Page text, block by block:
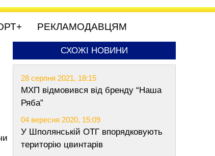
РЕКЛАМОДАВЦЯМ
СХОЖІ НОВИНИ
28 серпня 2021, 18:15
МХП відмовився від бренду “Наша
Ряба”
04 вересня 2020, 15:09
У Шполянській ОТГ впорядковують
територію цвинтарів